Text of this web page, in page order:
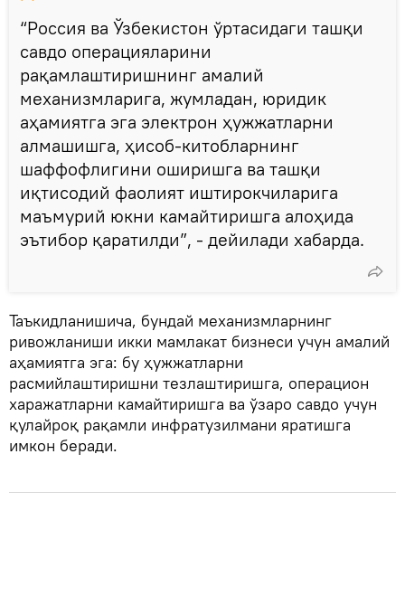
“Россия ва Ўзбекистон ўртасидаги ташқи
савдо операцияларини
рақамлаштиришнинг амалий
механизмларига, жумладан, юридик
аҳамиятга эга электрон ҳужжатларни
алмашишга, ҳисоб-китобларнинг
шаффофлигини оширишга ва ташқи
иқтисодий фаолият иштирокчиларига
маъмурий юкни камайтиришга алоҳида
эътибор қаратилди”, - дейилади хабарда.
Таъкидланишича, бундай механизмларнинг
ривожланиши икки мамлакат бизнеси учун амалий
аҳамиятга эга: бу ҳужжатларни
расмийлаштиришни тезлаштиришга, операцион
харажатларни камайтиришга ва ўзаро савдо учун
қулайроқ рақамли инфратузилмани яратишга
имкон беради.